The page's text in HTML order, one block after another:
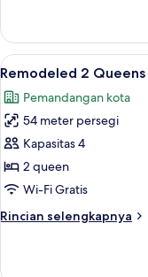
Remodeled
King
Suite
Floor
Strip
View
Lihat
semua
foto
untuk
Remodeled
2
Queens
High
7
Remodeled 2
Pemandangan kota
54 meter persegi
Kapasitas 4
2 queen
Wi-Fi Gratis
Rincian selengkapnya
Rincian